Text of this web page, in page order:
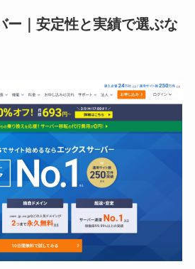
｜安定性と実績で選ぶな